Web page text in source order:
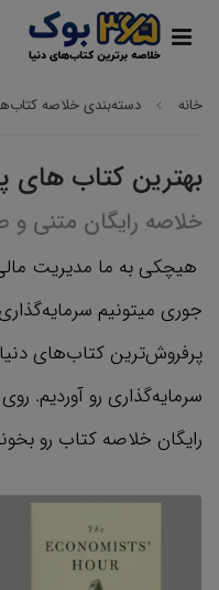
خانه دسته‌بندی خلاصه
بهترین کتاب های
خلاصه رایگان متنی
هیچکی به ما مدیریت
جوری میتونیم
پرفروش‌ترین کتاب‌های
سرمایه‌گذاری رو آوردیم.
رایگان خلاصه کتاب رو